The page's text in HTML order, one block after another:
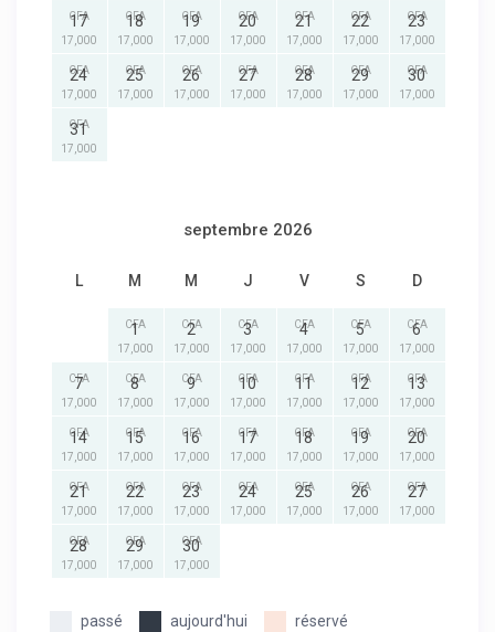
17
CFA
17,000
18
CFA
17,000
19
CFA
17,000
20
CFA
17,000
21
CFA
17,000
22
CFA
17,000
23
CFA
17,000
24
CFA
17,000
25
CFA
17,000
26
CFA
17,000
27
CFA
17,000
28
CFA
17,000
29
CFA
17,000
30
CFA
17,000
31
CFA
17,000
septembre 2026
L M M J V S D
1
CFA
17,000
2
CFA
17,000
3
CFA
17,000
4
CFA
17,000
5
CFA
17,000
6
CFA
17,000
7
CFA
17,000
8
CFA
17,000
9
CFA
17,000
10
CFA
17,000
11
CFA
17,000
12
CFA
17,000
13
CFA
17,000
14
CFA
17,000
15
CFA
17,000
16
CFA
17,000
17
CFA
17,000
18
CFA
17,000
19
CFA
17,000
20
CFA
17,000
21
CFA
17,000
22
CFA
17,000
23
CFA
17,000
24
CFA
17,000
25
CFA
17,000
26
CFA
17,000
27
CFA
17,000
28
CFA
17,000
29
CFA
17,000
30
CFA
17,000
passé aujourd'hui réservé